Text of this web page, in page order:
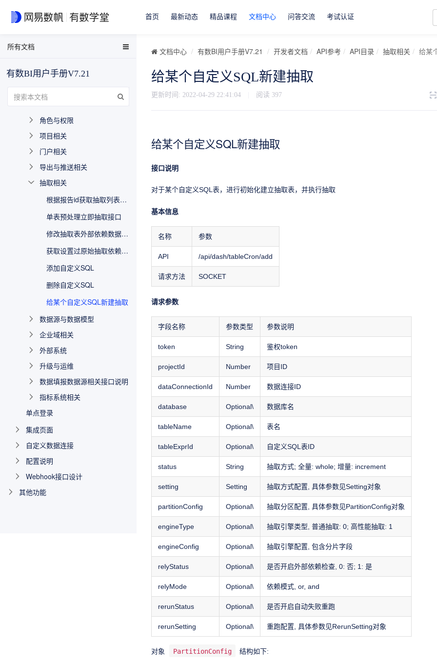
首页 最新动态 精品课程 文档中心 问答交流 考试认证
文档中心 有数BI用户手册V7.21 开发者文档 API参考 API目录 抽取相关 给某
给某个自定义SQL新建抽取
更新时间: 2022-04-29 22:41:04 阅读 397
给某个自定义SQL新建抽取
接口说明
对于某个自定义SQL表，进行初始化建立抽取表，并执行抽取
基本信息
名称 参数
API /api/dash/tableCron/add
请求方法 SOCKET
请求参数
字段名称 参数类型 参数说明
token String 鉴权token
projectId Number 项目ID
dataConnectionId Number 数据连接ID
database Optional\ 数据库名
tableName Optional\ 表名
tableExprId Optional\ 自定义SQL表ID
status String 抽取方式; 全量: whole; 增量: increment
setting Setting 抽取方式配置, 具体参数见Setting对象
partitionConfig Optional\ 抽取分区配置, 具体参数见PartitionConfig对象
engineType Optional\ 抽取引擎类型, 普通抽取: 0; 高性能抽取: 1
engineConfig Optional\ 抽取引擎配置, 包含分片字段
relyStatus Optional\ 是否开启外部依赖检查, 0: 否; 1: 是
relyMode Optional\ 依赖模式, or, and
rerunStatus Optional\ 是否开启自动失败重跑
rerunSetting Optional\ 重跑配置, 具体参数见RerunSetting对象
对象 PartitionConfig 结构如下:
所有文档
EasyData用户手册
数据分析与可视化用户手册
有数BI FAQ
NDH用户手册
有数BI用户手册V7.21
API参考
token相关
角色与权限
项目相关
门户相关
导出与推送相关
抽取相关
根据报告id获取抽取列表接口
单表预处理立即抽取接口
修改抽取表外部依赖数据更新时间接口
获取设置过原始抽取依赖表列表对外接口
添加自定义SQL
删除自定义SQL
给某个自定义SQL新建抽取
数据源与数据模型
企业域相关
外部系统
升级与运维
数据填报数据源相关接口说明
指标系统相关
单点登录
集成页面
自定义数据连接
配置说明
Webhook接口设计
其他功能